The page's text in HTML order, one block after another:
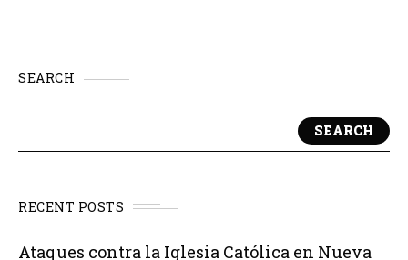
SEARCH
SEARCH
RECENT POSTS
Ataques contra la Iglesia Católica en Nueva